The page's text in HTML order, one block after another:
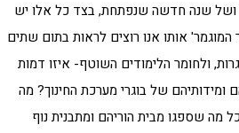
שנה חדשה שנפתחת, בצד כל אלו יש
אותו אנו רוצים לראות בתום שתים
ולחומר הלימודים השוטף- איזו דמות
ומידותיהם של בוגרי מערכת החינוך? מה
מה שספגו מבית הוריהם ומתבנית נוף